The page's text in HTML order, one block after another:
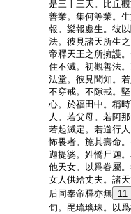
是三十三天。比丘
善業。集何等業。
報。樂報處生。彼
法。彼見諸天所生
帝釋天王之所擁護
住不滅。初觀善法
法堂。彼見聞知。
不穿戒。不隙戒。
心。於福田中。稱
人。若父母。若阿
若起滅定。若道行
怖畏者。施其壽命
迦提婆。姓憍尸迦
他天女。以爲眷屬
女人供給丈夫。諸
后同奉帝釋亦無 11
旬。毘琉璃珠。以